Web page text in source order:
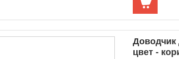
Доводчик
цвет -